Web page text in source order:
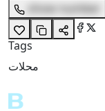
show number
Tags
محلات